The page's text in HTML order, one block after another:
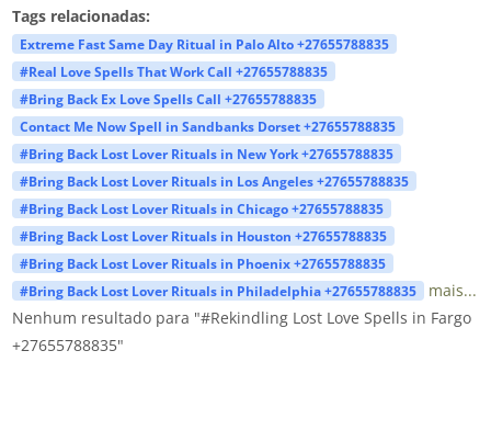
Tags relacionadas:
Extreme Fast Same Day Ritual in Palo Alto +27655788835
#Real Love Spells That Work Call +27655788835
#Bring Back Ex Love Spells Call +27655788835
Contact Me Now Spell in Sandbanks Dorset +27655788835
#Bring Back Lost Lover Rituals in New York +27655788835
#Bring Back Lost Lover Rituals in Los Angeles +27655788835
#Bring Back Lost Lover Rituals in Chicago +27655788835
#Bring Back Lost Lover Rituals in Houston +27655788835
#Bring Back Lost Lover Rituals in Phoenix +27655788835
#Bring Back Lost Lover Rituals in Philadelphia +27655788835
mais...
Nenhum resultado para "#Rekindling Lost Love Spells in Fargo
+27655788835"